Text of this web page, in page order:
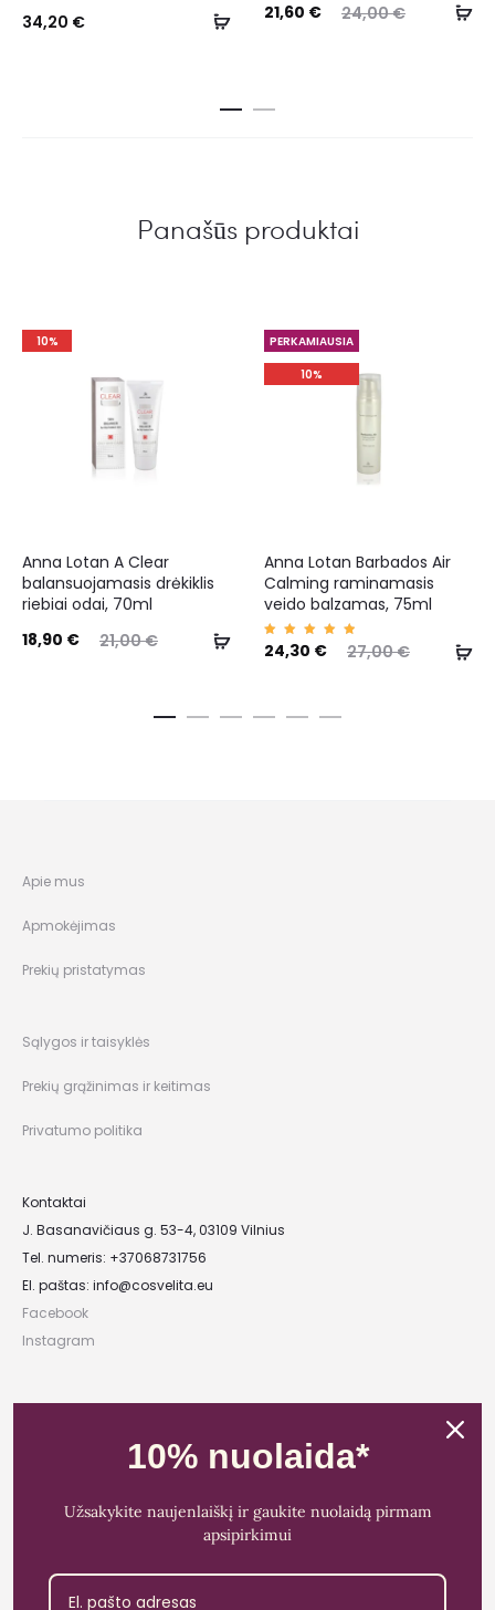
34,20 €
Įvertin
imas:
24,00€
21,60 €
Panašūs produktai
10%
Anna Lotan A Clear
balansuojamasis drėkiklis
riebiai odai, 70ml
21,00€
18,90 €
PERKAMIAUSIA
10%
Anna Lotan Barbados Air
Calming raminamasis
veido balzamas, 75ml
Įvertin
imas:
27,00€
24,30 €
Apie mus
Apmokėjimas
Prekių pristatymas
Sąlygos ir taisyklės
Prekių grąžinimas ir keitimas
Privatumo politika
Kontaktai
J. Basanavičiaus g. 53-4, 03109 Vilnius
Tel. numeris: +37068731756
El. paštas: info@cosvelita.eu
Facebook
Instagram
Įmonės kodas: 303481944
PVM mokėtojo kodas: LT100011828014
Bankas: Paysera LT
Sąskaitos Nr.: LT89 3500 0100 0165 5773
10% nuolaida*
Užsakykite naujenlaiškį ir gaukite nuolaidą pirmam
apsipirkimui